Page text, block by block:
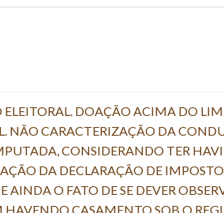
ELEITORAL. DOAÇÃO ACIMA DO
NÃO CARACTERIZAÇÃO DA
CONSIDERANDO TER
DA DECLARAÇÃO DE
AINDA O FATO DE SE DEVER
HAVENDO CASAMENTO SOB O